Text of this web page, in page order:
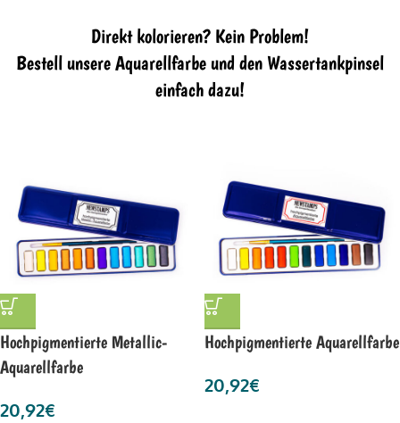
Direkt kolorieren? Kein Problem!
Bestell unsere Aquarellfarbe und den Wassertankpinsel
einfach dazu!
Hochpigmentierte Metallic-
Aquarellfarbe
20,92€
Hochpigmentierte Aquarellfarbe
20,92€